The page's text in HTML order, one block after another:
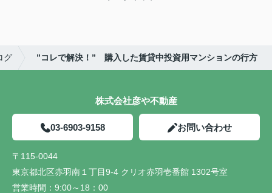
グ ”コレで解決！” 購入した賃貸中投資用マンションの行方
株式会社彦や不動産
03-6903-9158 お問い合わせ
〒115-0044
東京都北区赤羽南１丁目9-4 クリオ赤羽壱番館 1302号室
営業時間： 9:00～18：00